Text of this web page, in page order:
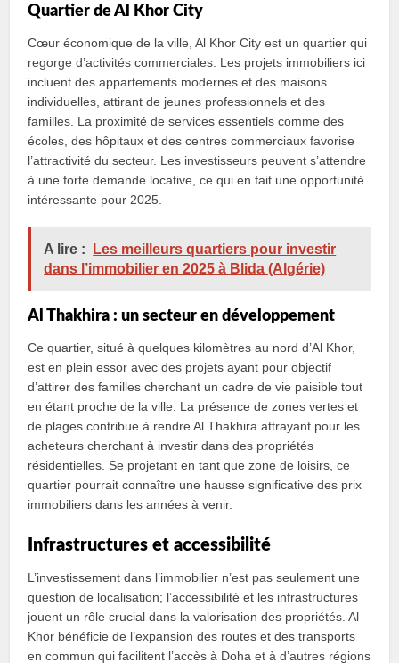
Quartier de Al Khor City
Cœur économique de la ville, Al Khor City est un quartier qui
regorge d’activités commerciales. Les projets immobiliers ici
incluent des appartements modernes et des maisons
individuelles, attirant de jeunes professionnels et des
familles. La proximité de services essentiels comme des
écoles, des hôpitaux et des centres commerciaux favorise
l’attractivité du secteur. Les investisseurs peuvent s’attendre
à une forte demande locative, ce qui en fait une opportunité
intéressante pour 2025.
A lire :
Les meilleurs quartiers pour investir
dans l’immobilier en 2025 à Blida (Algérie)
Al Thakhira : un secteur en développement
Ce quartier, situé à quelques kilomètres au nord d’Al Khor,
est en plein essor avec des projets ayant pour objectif
d’attirer des familles cherchant un cadre de vie paisible tout
en étant proche de la ville. La présence de zones vertes et
de plages contribue à rendre Al Thakhira attrayant pour les
acheteurs cherchant à investir dans des propriétés
résidentielles. Se projetant en tant que zone de loisirs, ce
quartier pourrait connaître une hausse significative des prix
immobiliers dans les années à venir.
Infrastructures et accessibilité
L’investissement dans l’immobilier n’est pas seulement une
question de localisation; l’accessibilité et les infrastructures
jouent un rôle crucial dans la valorisation des propriétés. Al
Khor bénéficie de l’expansion des routes et des transports
en commun qui facilitent l’accès à Doha et à d’autres régions